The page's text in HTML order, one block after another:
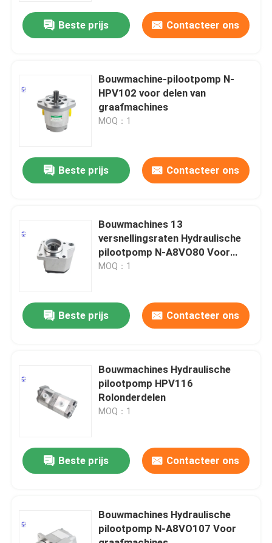
Producten
Over ons
Fabrieksreis
Contacteer ons
Vraag een offerte aan
Deutzmotor
CUMMINS-Motor
Beste prijs Contacteer ons
Bouwmachine-pilootpomp N-
HPV102 voor delen van
graafmachines
MOQ：1
Beste prijs Contacteer ons
Bouwmachines 13
versnellingsraten Hydraulische
pilootpomp N-A8VO80 Voor
CAT-graafmachine
MOQ：1
Beste prijs Contacteer ons
Bouwmachines Hydraulische
pilootpomp HPV116
Rolonderdelen
MOQ：1
Beste prijs Contacteer ons
Bouwmachines Hydraulische
pilootpomp N-A8VO107 Voor